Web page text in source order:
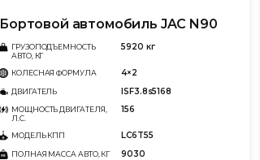
Бортовой автомобиль JAC N90
ГРУЗОПОДЪЕМНОСТЬ
АВТО, КГ
5920 кг
КОЛЕСНАЯ ФОРМУЛА 4×2
ДВИГАТЕЛЬ ISF3.8s5168
МОЩНОСТЬ ДВИГАТЕЛЯ,
Л.С.
156
МОДЕЛЬ КПП LC6T55
ПОЛНАЯ МАССА АВТО, КГ 9030